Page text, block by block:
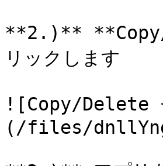
**2.)** **Copy/
リックします
![Copy/Delete
(/files/